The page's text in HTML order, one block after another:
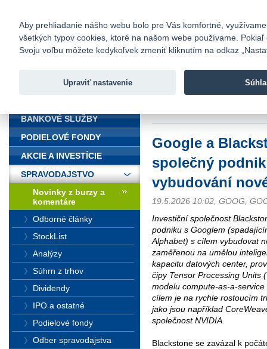
Fio banka
Fio banka
Google a
společný
vybudování
19.5.2026 10:02, GOOG,
Investiční společnost
podniku s Googlem
Alphabet) s cílem vybudovat
zaměřenou na umělou
kapacitu datových center,
čipy Tensor Processing Units
modelu compute-as-a-
cílem je na rychle rostoucím
jako jsou například
společnost NVIDIA.
Blackstone se zavázal k
BANKOVÉ SLUŽBY
PODIELOVÉ FONDY
AKCIE A INVESTÍCIE
SPRAVODAJSTVO
Novinky z burzy a
komentáre
Odborné články
StockList
Analýzy
Súhrn z trhov
Dividendy
IPO a ostatné
Podielové fondy
Odber spravodajstva
Aby prehliadanie nášho webu bolo pre Vás komfortné,
všetkých typov cookies, ktoré na našom webe používame.
Svoju voľbu môžete kedykoľvek zmeniť kliknutím na odkaz
Upraviť nastavenie